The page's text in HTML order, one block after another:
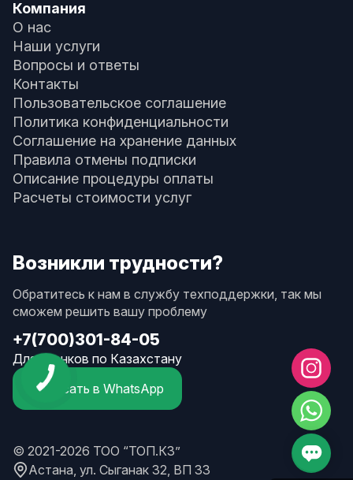
Компания
О нас
Наши услуги
Вопросы и ответы
Контакты
Пользовательское соглашение
Политика конфиденциальности
Соглашение на хранение данных
Правила отмены подписки
Описание процедуры оплаты
Расчеты стоимости услуг
Возникли трудности?
Обратитесь к нам в службу техподдержки, так мы
сможем решить вашу проблему
+7(700)301-84-05
Для звонков по Казахстану
Написать в WhatsApp
© 2021-2026 ТОО “ТОП.КЗ”
Астана, ул. Сыганак 32, ВП 33